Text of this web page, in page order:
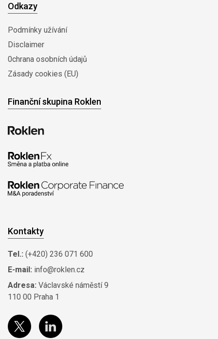
Odkazy
Podmínky užívání
Disclaimer
0chrana osobních údajů
Zásady cookies (EU)
Finanční skupina Roklen
Kontakty
Tel.: (+420) 236 071 600
E-mail: info@roklen.cz
Adresa: Václavské náměstí 9
110 00 Praha 1